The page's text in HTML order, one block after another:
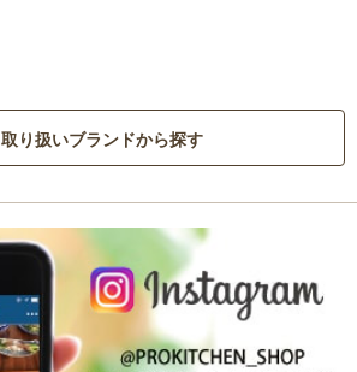
取り扱いブランドから探す